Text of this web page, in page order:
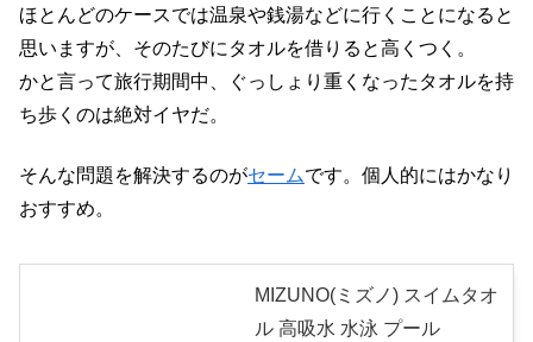
ほとんどのケースでは温泉や銭湯などに行くことになると
思いますが、そのたびにタオルを借りると高くつく。
かと言って旅行期間中、ぐっしょり重くなったタオルを持
ち歩くのは絶対イヤだ。
そんな問題を解決するのがセームです。個人的にはかなり
おすすめ。
MIZUNO(ミズノ) スイムタオ
ル 高吸水 水泳 プール